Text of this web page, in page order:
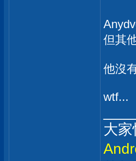
但其
他沒
wtf...
大家